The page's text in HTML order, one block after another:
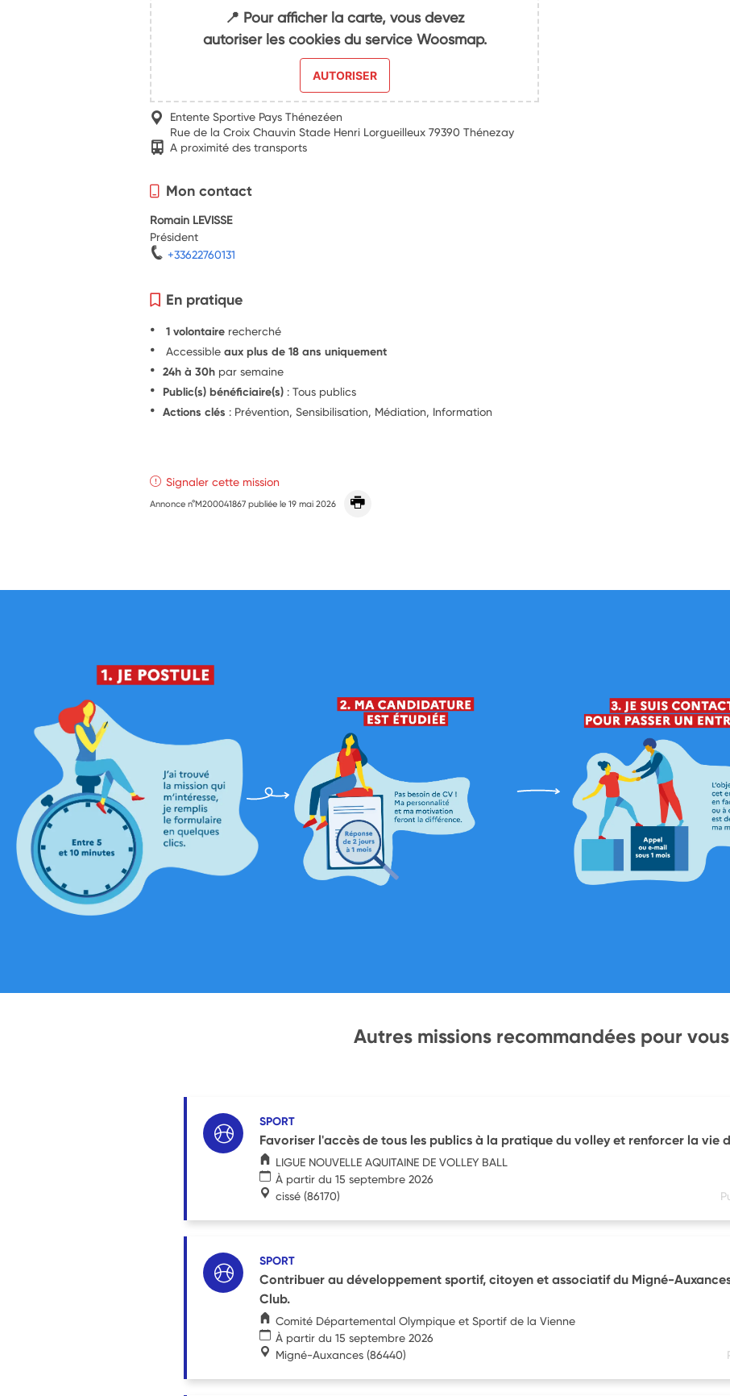
📍 Pour afficher la carte, vous devez
autoriser les cookies du service Woosmap.
AUTORISER
Entente Sportive Pays Thénezéen
Rue de la Croix Chauvin Stade Henri Lorgueilleux 79390 Thénezay
A proximité des transports
Mon contact
Romain LEVISSE
Président
+33622760131
En pratique
1 volontaire recherché
Accessibleaux plus de 18 ans uniquement
24h à 30h par semaine
Public(s) bénéficiaire(s) : Tous publics
Actions clés : Prévention, Sensibilisation, Médiation, Information
Signaler cette mission
Annonce n°M200041867 publiée le19 mai 2026
Autres missions recommandées pour vous
SPORT
Favoriser l'accès de tous les publics à la pratique du volley et renforcer la vie
LIGUE NOUVELLE AQUITAINE DE VOLLEY BALL
À partir du 15 septembre 2026
cissé (86170)
SPORT
Contribuer au développement sportif, citoyen et associatif du Migné-
Club.
Comité Départemental Olympique et Sportif de la Vienne
À partir du 15 septembre 2026
Migné-Auxances (86440)